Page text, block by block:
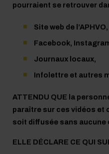
pourraient se retrouver
Site web de l’APHVO,
Facebook,
Journaux locaux,
Infolettre et autres
ATTENDU QUE la
paraître sur ces vidéos et
soit diffusée sans aucune
ELLE DÉCLARE CE QUI